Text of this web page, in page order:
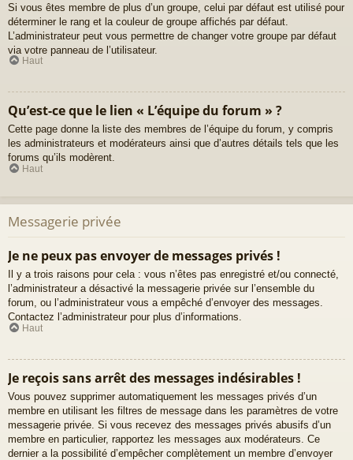
Si vous êtes membre de plus d’un groupe, celui par défaut est utilisé pour
déterminer le rang et la couleur de groupe affichés par défaut.
L’administrateur peut vous permettre de changer votre groupe par défaut
via votre panneau de l’utilisateur.
Haut
Qu’est-ce que le lien « L’équipe du forum » ?
Cette page donne la liste des membres de l’équipe du forum, y compris
les administrateurs et modérateurs ainsi que d’autres détails tels que les
forums qu’ils modèrent.
Haut
Messagerie privée
Je ne peux pas envoyer de messages privés !
Il y a trois raisons pour cela : vous n’êtes pas enregistré et/ou connecté,
l’administrateur a désactivé la messagerie privée sur l’ensemble du
forum, ou l’administrateur vous a empêché d’envoyer des messages.
Contactez l’administrateur pour plus d’informations.
Haut
Je reçois sans arrêt des messages indésirables !
Vous pouvez supprimer automatiquement les messages privés d’un
membre en utilisant les filtres de message dans les paramètres de votre
messagerie privée. Si vous recevez des messages privés abusifs d’un
membre en particulier, rapportez les messages aux modérateurs. Ce
dernier a la possibilité d’empêcher complètement un membre d’envoyer